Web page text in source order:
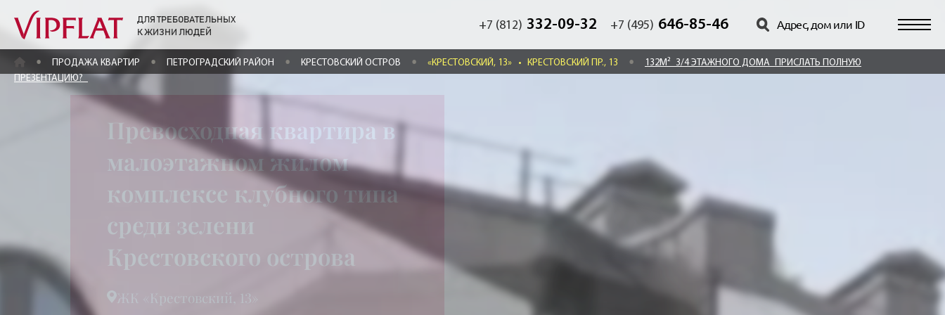
ДЛЯ ТРЕБОВАТЕЛЬНЫХ
К ЖИЗНИ ЛЮДЕЙ
+7 (812) 332-09-32 +7 (495) 646-85-46
ГЛАВНАЯПРОДАЖА КВАРТИР ПЕТРОГРАДСКИЙ РАЙОН КРЕСТОВСКИЙ ОСТРОВ «КРЕСТОВСКИЙ, 13» • КРЕСТОВСКИЙ ПР., 13 132М² 3/4 ЭТАЖНОГО ДОМА ПРИСЛАТЬ ПОЛНУЮ
ПРЕЗЕНТАЦИЮ?
Превосходная квартира в
малоэтажном жилом
комплексе клубного типа
среди зелени
Крестовского острова
ЖК «Крестовский, 13»